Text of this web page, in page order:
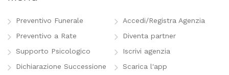
Preventivo Funerale
Preventivo a Rate
Supporto Psicologico
Dichiarazione Successione
Accedi/Registra Agenzia
Diventa partner
Iscrivi agenzia
Scarica l'app